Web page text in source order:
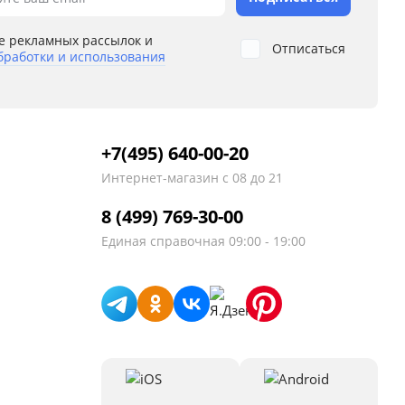
рекламных рассылок и
и использования
Отписаться
+7(495) 640-00-20
Интернет-магазин с 08 до 21
8 (499) 769-30-00
Единая справочная 09:00 - 19:00